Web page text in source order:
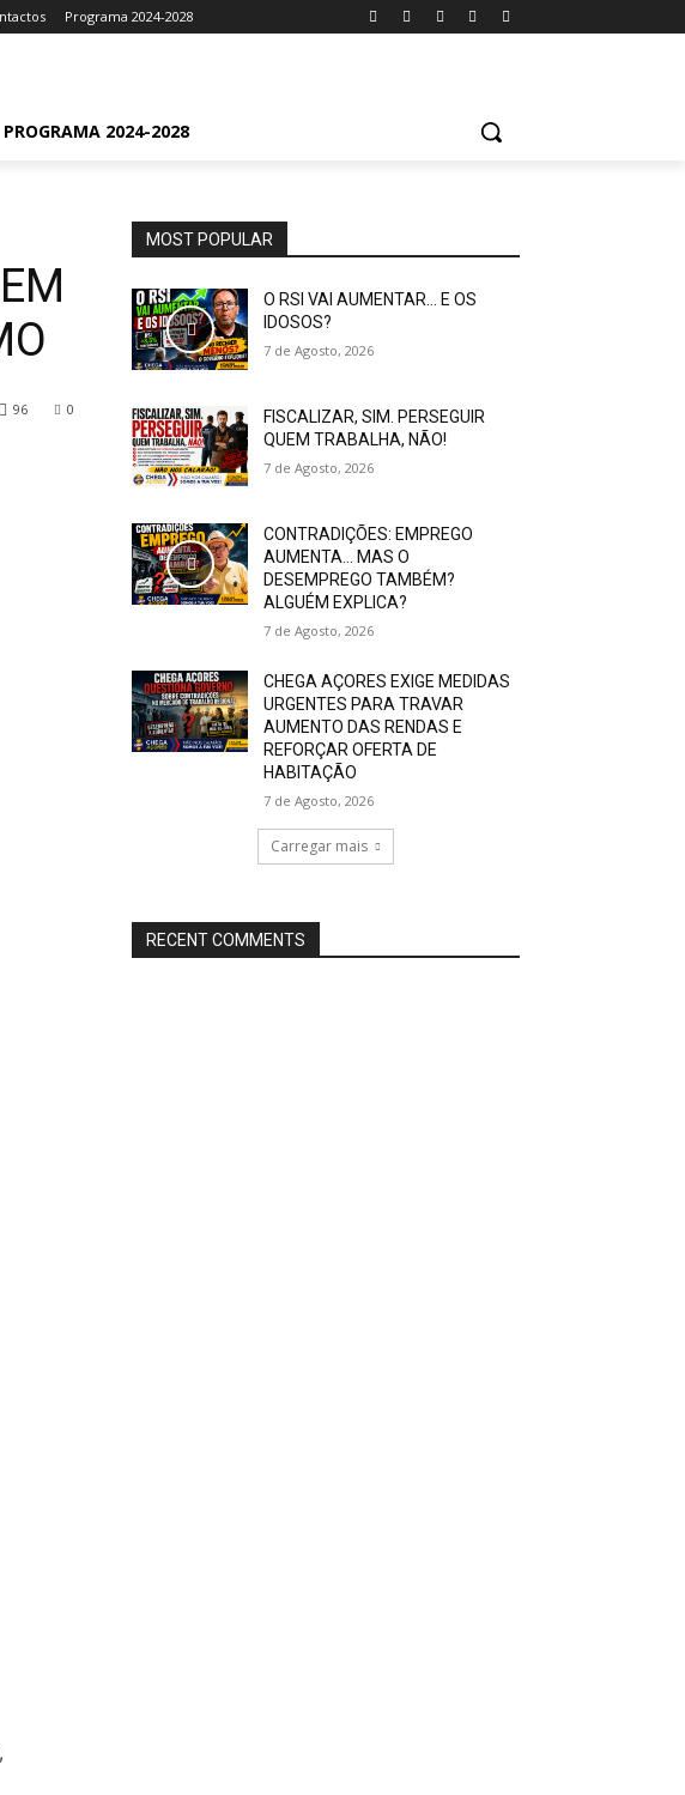
Programa 2024-2028
PROGRAMA 2024-2028
0
96
MOST POPULAR
O RSI VAI AUMENTAR… E OS
IDOSOS?
7 de Agosto, 2026
FISCALIZAR, SIM. PERSEGUIR
QUEM TRABALHA, NÃO!
7 de Agosto, 2026
CONTRADIÇÕES: EMPREGO
AUMENTA… MAS O
DESEMPREGO TAMBÉM?
ALGUÉM EXPLICA?
7 de Agosto, 2026
CHEGA AÇORES EXIGE MEDIDAS
URGENTES PARA TRAVAR
AUMENTO DAS RENDAS E
REFORÇAR OFERTA DE
HABITAÇÃO
7 de Agosto, 2026
Carregar mais
RECENT COMMENTS